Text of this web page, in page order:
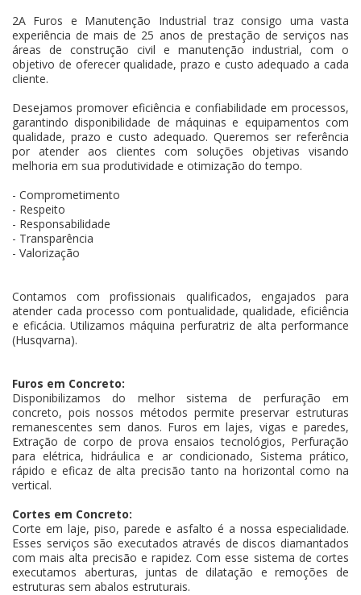
2A Furos e Manutenção Industrial traz consigo uma vasta
experiência de mais de 25 anos de prestação de serviços nas
áreas de construção civil e manutenção industrial, com o
objetivo de oferecer qualidade, prazo e custo adequado a cada
cliente.
Desejamos promover eficiência e confiabilidade em processos,
garantindo disponibilidade de máquinas e equipamentos com
qualidade, prazo e custo adequado. Queremos ser referência
por atender aos clientes com soluções objetivas visando
melhoria em sua produtividade e otimização do tempo.
- Comprometimento
- Respeito
- Responsabilidade
- Transparência
- Valorização
Contamos com profissionais qualificados, engajados para
atender cada processo com pontualidade, qualidade, eficiência
e eficácia. Utilizamos máquina perfuratriz de alta performance
(Husqvarna).
Furos em Concreto:
Disponibilizamos do melhor sistema de perfuração em
concreto, pois nossos métodos permite preservar estruturas
remanescentes sem danos. Furos em lajes, vigas e paredes,
Extração de corpo de prova ensaios tecnológios, Perfuração
para elétrica, hidráulica e ar condicionado, Sistema prático,
rápido e eficaz de alta precisão tanto na horizontal como na
vertical.
Cortes em Concreto:
Corte em laje, piso, parede e asfalto é a nossa especialidade.
Esses serviços são executados através de discos diamantados
com mais alta precisão e rapidez. Com esse sistema de cortes
executamos aberturas, juntas de dilatação e remoções de
estruturas sem abalos estruturais.